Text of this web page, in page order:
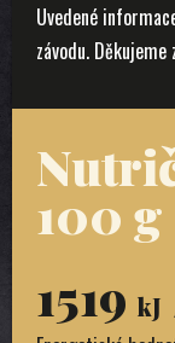
Uvedené
závodu. Děkujeme
100 g
1519 kJ